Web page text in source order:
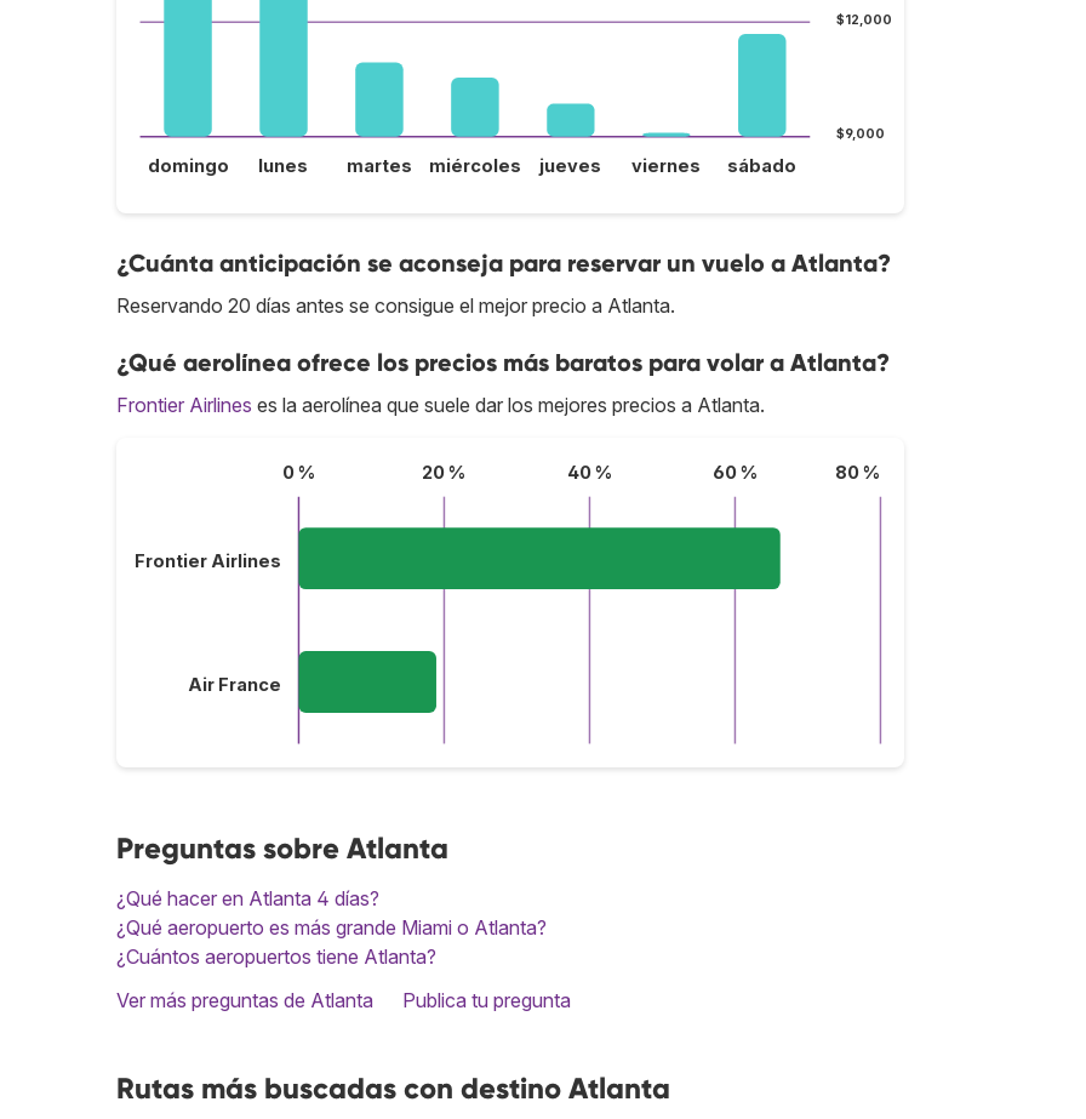
$9,000
$12,000
domingo lunes martes miércoles jueves viernes sábado
¿Cuánta anticipación se aconseja para reservar un vuelo a Atlanta?
Reservando 20 días antes se consigue el mejor precio a Atlanta.
¿Qué aerolínea ofrece los precios más baratos para volar a Atlanta?
Frontier Airlines es la aerolínea que suele dar los mejores precios a Atlanta.
0 % 20 % 40 % 60 % 80 %
Frontier Airlines
Air France
Preguntas sobre Atlanta
¿Qué hacer en Atlanta 4 días?
¿Qué aeropuerto es más grande Miami o Atlanta?
¿Cuántos aeropuertos tiene Atlanta?
Ver más preguntas de Atlanta
Publica tu pregunta
Rutas más buscadas con destino Atlanta